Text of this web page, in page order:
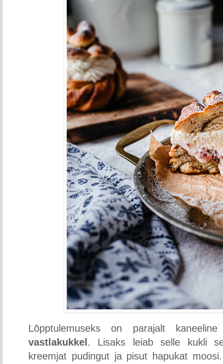
Lõpptulemuseks on parajalt
vastlakukkel . Lisaks leiab selle kukli
kreemjat pudingut ja pisut hapukat